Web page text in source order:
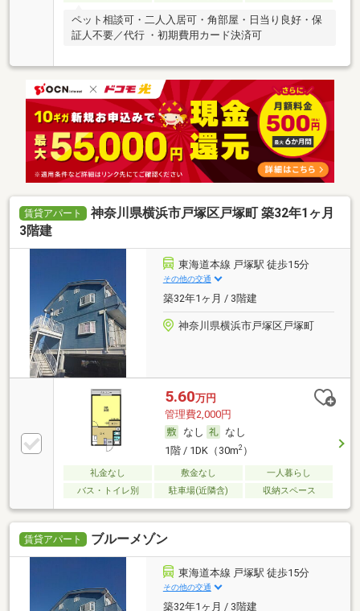
ペット相談可・二人入居可・角部屋・日当り良好・保
証人不要／代行 ・初期費用カード決済可
賃貸アパート
神奈川県横浜市戸塚区戸塚町 築32年1ヶ月
3階建
東海道本線 戸塚駅 徒歩15分
その他の交通
築32年1ヶ月 / 3階建
神奈川県横浜市戸塚区戸塚町
5.60万円
管理費2,000円
なし
なし
1階 / 1DK（30m2）
礼金なし 敷金なし
一人暮らし
バス・トイレ別
駐車場(近隣含) 収納スペース
賃貸アパート ブルーメゾン
東海道本線 戸塚駅 徒歩15分
その他の交通
築32年1ヶ月 / 3階建